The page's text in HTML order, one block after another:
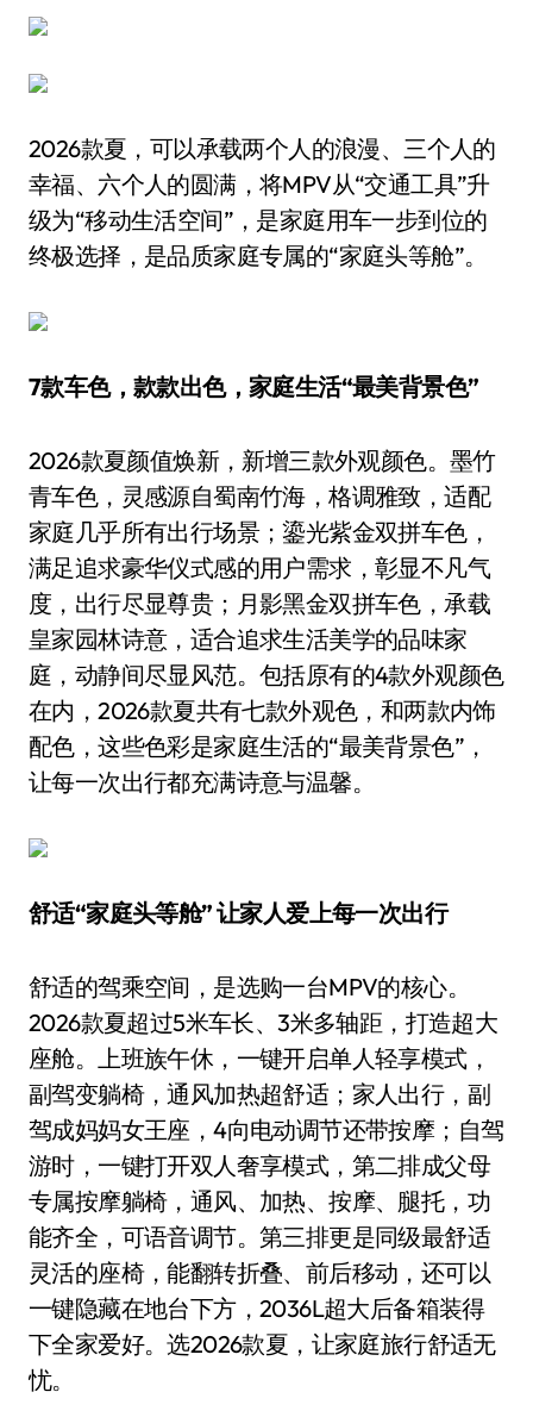
2026款夏，可以承载两个人的浪漫、三个人的
幸福、六个人的圆满，将MPV从“交通工具”升
级为“移动生活空间”，是家庭用车一步到位的
终极选择，是品质家庭专属的“家庭头等舱”。
7款车色，款款出色，家庭生活“最美背景色”
2026款夏颜值焕新，新增三款外观颜色。墨竹
青车色，灵感源自蜀南竹海，格调雅致，适配
家庭几乎所有出行场景；鎏光紫金双拼车色，
满足追求豪华仪式感的用户需求，彰显不凡气
度，出行尽显尊贵；月影黑金双拼车色，承载
皇家园林诗意，适合追求生活美学的品味家
庭，动静间尽显风范。包括原有的4款外观颜色
在内，2026款夏共有七款外观色，和两款内饰
配色，这些色彩是家庭生活的“最美背景色”，
让每一次出行都充满诗意与温馨。
舒适“家庭头等舱” 让家人爱上每一次出行
舒适的驾乘空间，是选购一台MPV的核心。
2026款夏超过5米车长、3米多轴距，打造超大
座舱。上班族午休，一键开启单人轻享模式，
副驾变躺椅，通风加热超舒适；家人出行，副
驾成妈妈女王座，4向电动调节还带按摩；自驾
游时，一键打开双人奢享模式，第二排成父母
专属按摩躺椅，通风、加热、按摩、腿托，功
能齐全，可语音调节。第三排更是同级最舒适
灵活的座椅，能翻转折叠、前后移动，还可以
一键隐藏在地台下方，2036L超大后备箱装得
下全家爱好。选2026款夏，让家庭旅行舒适无
忧。